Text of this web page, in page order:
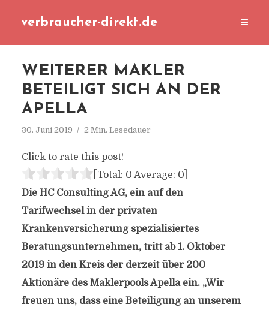
verbraucher-direkt.de
WEITERER MAKLER
BETEILIGT SICH AN DER
APELLA
30. Juni 2019 2 Min. Lesedauer
Click to rate this post!
[Total: 0 Average: 0]
Die HC Consulting AG, ein auf den
Tarifwechsel in der privaten
Krankenversicherung spezialisiertes
Beratungsunternehmen, tritt ab 1. Oktober
2019 in den Kreis der derzeit über 200
Aktionäre des Maklerpools Apella ein. „Wir
freuen uns, dass eine Beteiligung an unserem